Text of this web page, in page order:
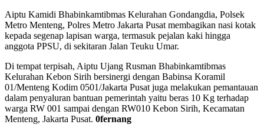
Aiptu Kamidi Bhabinkamtibmas Kelurahan Gondangdia, Polsek
Metro Menteng, Polres Metro Jakarta Pusat membagikan nasi kotak
kepada segenap lapisan warga, termasuk pejalan kaki hingga
anggota PPSU, di sekitaran Jalan Teuku Umar.
Di tempat terpisah, Aiptu Ujang Rusman Bhabinkamtibmas
Kelurahan Kebon Sirih bersinergi dengan Babinsa Koramil
01/Menteng Kodim 0501/Jakarta Pusat juga melakukan pemantauan
dalam penyaluran bantuan pemerintah yaitu beras 10 Kg terhadap
warga RW 001 sampai dengan RW010 Kebon Sirih, Kecamatan
Menteng, Jakarta Pusat. 0fernang